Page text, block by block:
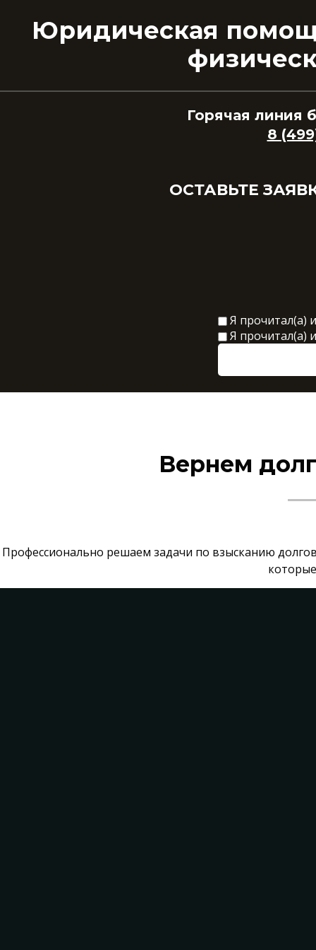
Юридическая
Горячая линия
8
ОСТАВЬТЕ
Я прочитал(а)
Я прочитал(а)
Вернем
Профессионально решаем задачи по взысканию